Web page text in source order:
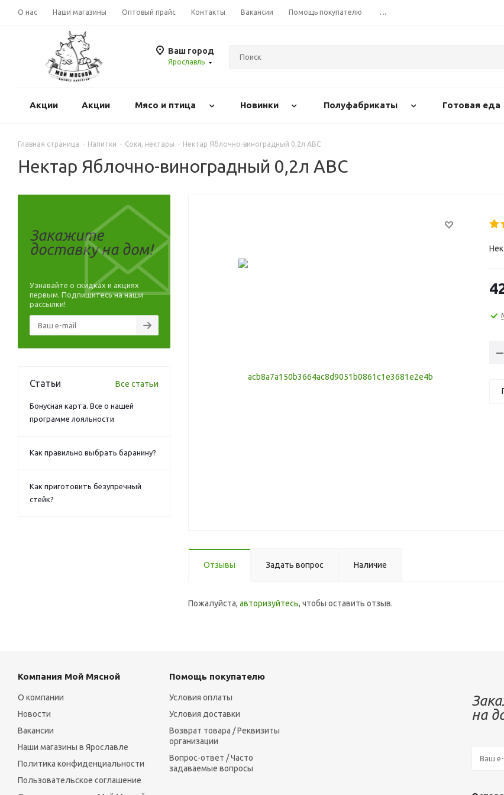
О нас Наши магазины Оптовый прайс Контакты Вакансии Помощь покупателю ...
Ваш город
Ярославль
Акции Акции Mясо и птица Новинки Полуфабрикаты Готовая еда
Главная страница - Напитки - Соки, нектары - Нектар Яблочно-виноградный 0,2л АВС
Нектар Яблочно-виноградный 0,2л АВС
Отзывы Задать вопрос Наличие
Пожалуйста, авторизуйтесь, чтобы оставить отзыв.
Закажите
доставку на дом!
Узнавайте о скидках и акциях
первым. Подпишитесь на наши
рассылки!
Статьи Все статьи
Бонусная карта. Все о нашей
программе лояльности
Как правильно выбрать баранину?
Как приготовить безупречный
стейк?
Компания Мой Мясной
О компании
Новости
Вакансии
Наши магазины в Ярославле
Политика конфиденциальности
Пользовательское соглашение
Помощь покупателю
Условия оплаты
Условия доставки
Возврат товара / Реквизиты
организации
Вопрос-ответ / Часто
задаваемые вопросы
на